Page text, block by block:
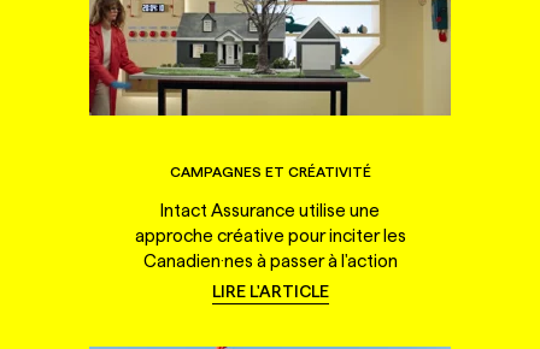
CAMPAGNES ET CRÉATIVITÉ
Intact Assurance utilise une
approche créative pour inciter les
Canadien·nes à passer à l'action
LIRE L'ARTICLE